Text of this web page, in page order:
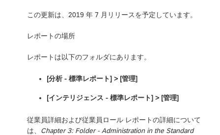
この更新は、2019 年 7 月リリースを予定しています。
レポートの場所
レポートは以下のフォルダにあります。
[分析 - 標準レポート] > [管理]
[インテリジェンス - 標準レポート] ‎> [管理]
従業員詳細および従業員ロール レポートの詳細について
は、 Chapter 3: Folder - Administration in the Standard